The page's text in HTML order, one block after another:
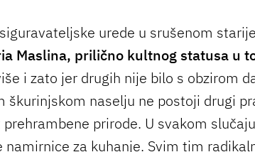
urede u srušenom
Maslina, prilično kultnog statusa u
i zato jer drugih nije bilo s obzirom
škurinjskom naselju ne postoji drugi
prirode. U svakom
namirnice za kuhanje. Svim tim